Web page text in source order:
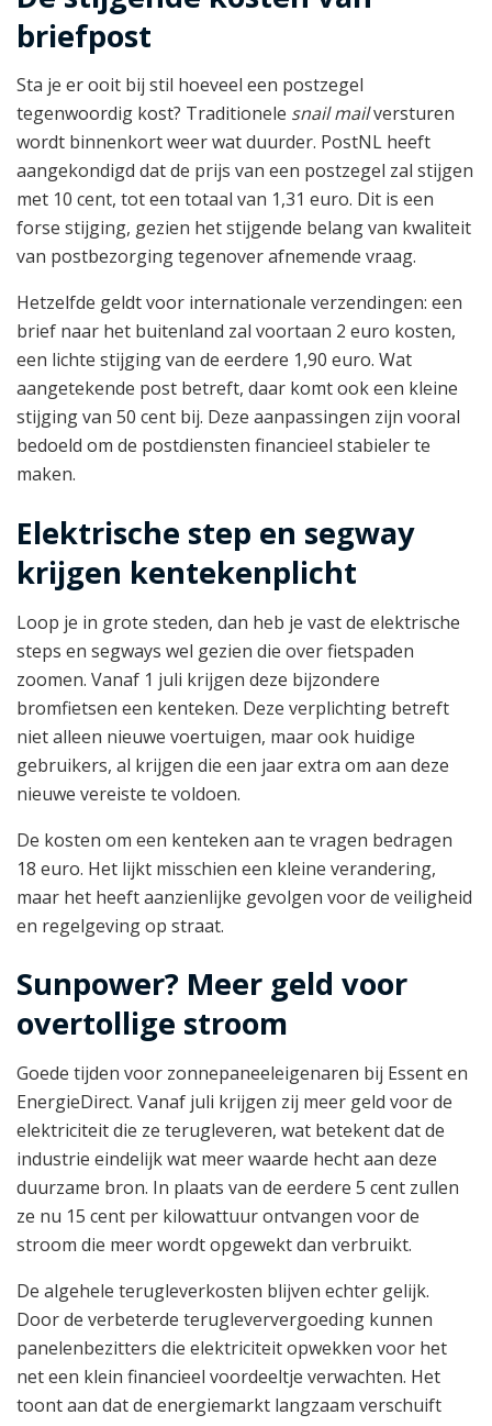
briefpost
Sta je er ooit bij stil hoeveel een postzegel
tegenwoordig kost? Traditionele snail mailversturen
wordt binnenkort weer wat duurder. PostNL heeft
aangekondigd dat de prijs van een postzegel zal stijgen
met 10 cent, tot een totaal van 1,31 euro. Dit is een
forse stijging, gezien het stijgende belang van kwaliteit
van postbezorging tegenover afnemende vraag.
Hetzelfde geldt voor internationale verzendingen: een
brief naar het buitenland zal voortaan 2 euro kosten,
een lichte stijging van de eerdere 1,90 euro. Wat
aangetekende post betreft, daar komt ook een kleine
stijging van 50 cent bij. Deze aanpassingen zijn vooral
bedoeld om de postdiensten financieel stabieler te
maken.
Elektrische step en segway
krijgen kentekenplicht
Loop je in grote steden, dan heb je vast de elektrische
steps en segways wel gezien die over fietspaden
zoomen. Vanaf 1 juli krijgen deze bijzondere
bromfietsen een kenteken. Deze verplichting betreft
niet alleen nieuwe voertuigen, maar ook huidige
gebruikers, al krijgen die een jaar extra om aan deze
nieuwe vereiste te voldoen.
De kosten om een kenteken aan te vragen bedragen
18 euro. Het lijkt misschien een kleine verandering,
maar het heeft aanzienlijke gevolgen voor de veiligheid
en regelgeving op straat.
Sunpower? Meer geld voor
overtollige stroom
Goede tijden voor zonnepaneeleigenaren bij Essent en
EnergieDirect. Vanaf juli krijgen zij meer geld voor de
elektriciteit die ze terugleveren, wat betekent dat de
industrie eindelijk wat meer waarde hecht aan deze
duurzame bron. In plaats van de eerdere 5 cent zullen
ze nu 15 cent per kilowattuur ontvangen voor de
stroom die meer wordt opgewekt dan verbruikt.
De algehele terugleverkosten blijven echter gelijk.
Door de verbeterde terugleververgoeding kunnen
panelenbezitters die elektriciteit opwekken voor het
net een klein financieel voordeeltje verwachten. Het
toont aan dat de energiemarkt langzaam verschuift